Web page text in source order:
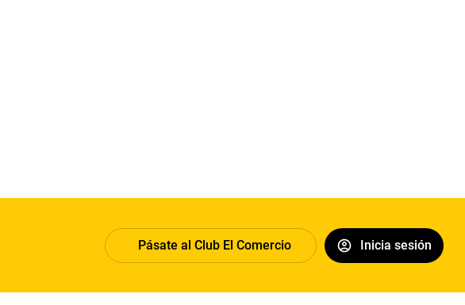
Pásate al Club El Comercio Inicia sesión